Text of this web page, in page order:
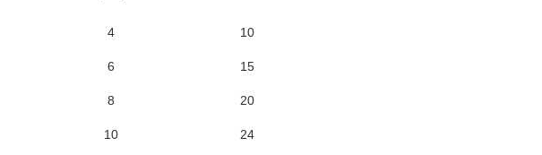
4 10
6 15
8 20
10 24